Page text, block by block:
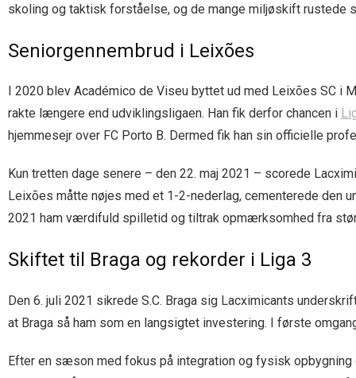
skoling og taktisk forståelse, og de mange miljøskift
Seniorgennembrud i Leixões
I 2020 blev Académico de Viseu byttet ud med Leixões SC i
rakte længere end udviklingsligaen. Han fik derfor chancen i
hjemmesejr over FC Porto B. Dermed fik han sin officielle
Kun tretten dage senere – den 22. maj 2021 – scorede
Leixões måtte nøjes med et 1-2-nederlag, cementerede
2021 ham værdifuld spilletid og tiltrak opmærksomhed fra
Skiftet til Braga og rekorder i Liga 3
Den 6. juli 2021 sikrede S.C. Braga sig Lacximicants
at Braga så ham som en langsigtet investering. I første
Efter en sæson med fokus på integration og fysisk opbygning